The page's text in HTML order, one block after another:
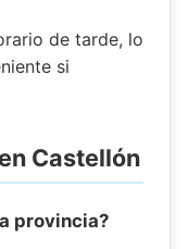
de tarde, lo
si
Castellón
provincia?